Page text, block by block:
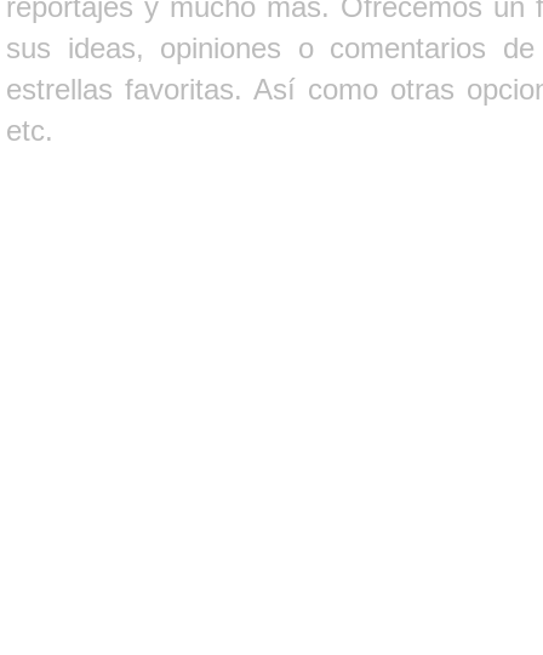
sus ideas, opiniones o comentarios
estrellas favoritas. Así como otras
etc.